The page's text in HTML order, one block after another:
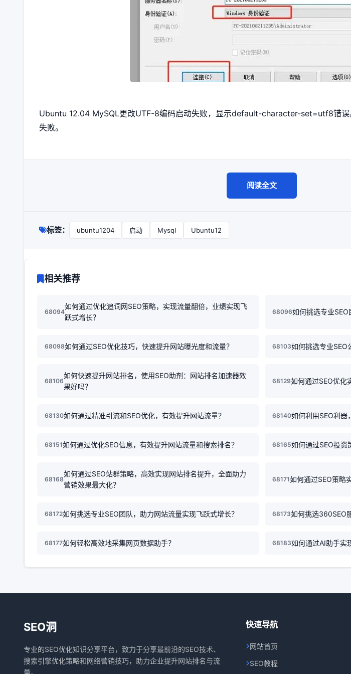
Ubuntu 12.04 MySQL更改UTF-8编码启动失败，显示default-character-set=utf8错误
失败。
阅读全文
标签： ubuntu1204 启动 Mysql Ubuntu12
相关推荐
68094
如何通过优化追词网SEO策略，实现流量翻倍，业绩实现飞
跃式增长？
68096如何挑选专业SEO
68098如何通过SEO优化技巧，快速提升网站曝光度和流量？ 68103如何挑选专业SEO
68106
如何快速提升网站排名，使用SEO助剂：网站排名加速器效
果好吗？
68129如何通过SEO优化
68130如何通过精准引流和SEO优化，有效提升网站流量？ 68140如何利用SEO利器
68151如何通过优化SEO信息，有效提升网站流量和搜索排名？ 68165如何通过SEO投资
68168
如何通过SEO站群策略，高效实现网站排名提升，全面助力
营销效果最大化？
68171如何通过SEO策略
68172如何挑选专业SEO团队，助力网站流量实现飞跃式增长？ 68173如何挑选360SEO
68177如何轻松高效地采集网页数据助手？ 68183如何通过AI助手实
SEO洞
专业的SEO优化知识分享平台，致力于分享最前沿的SEO技术、
搜索引擎优化策略和网络营销技巧，助力企业提升网站排名与流
量。
快速导航
网站首页
SEO教程